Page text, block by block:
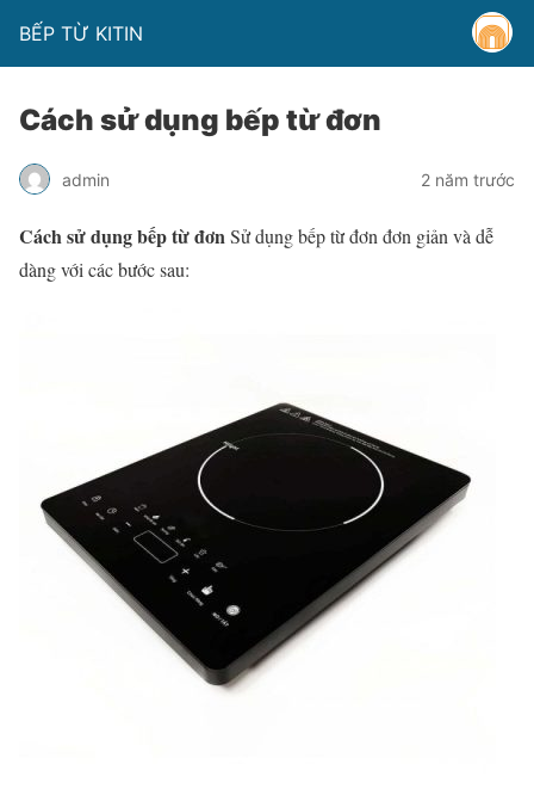
BẾP TỪ KITIN
Cách sử dụng bếp từ đơn
admin 2 năm trước
Cách sử dụng bếp từ đơnSử dụng bếp từ đơn đơn giản và dễ
dàng với các bước sau: